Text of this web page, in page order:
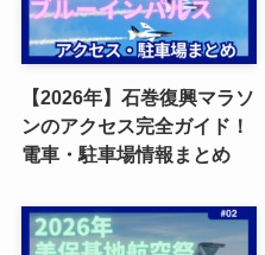
【2026年】石巻復興マラソ
ンのアクセス完全ガイド！
電車・駐車場情報まとめ